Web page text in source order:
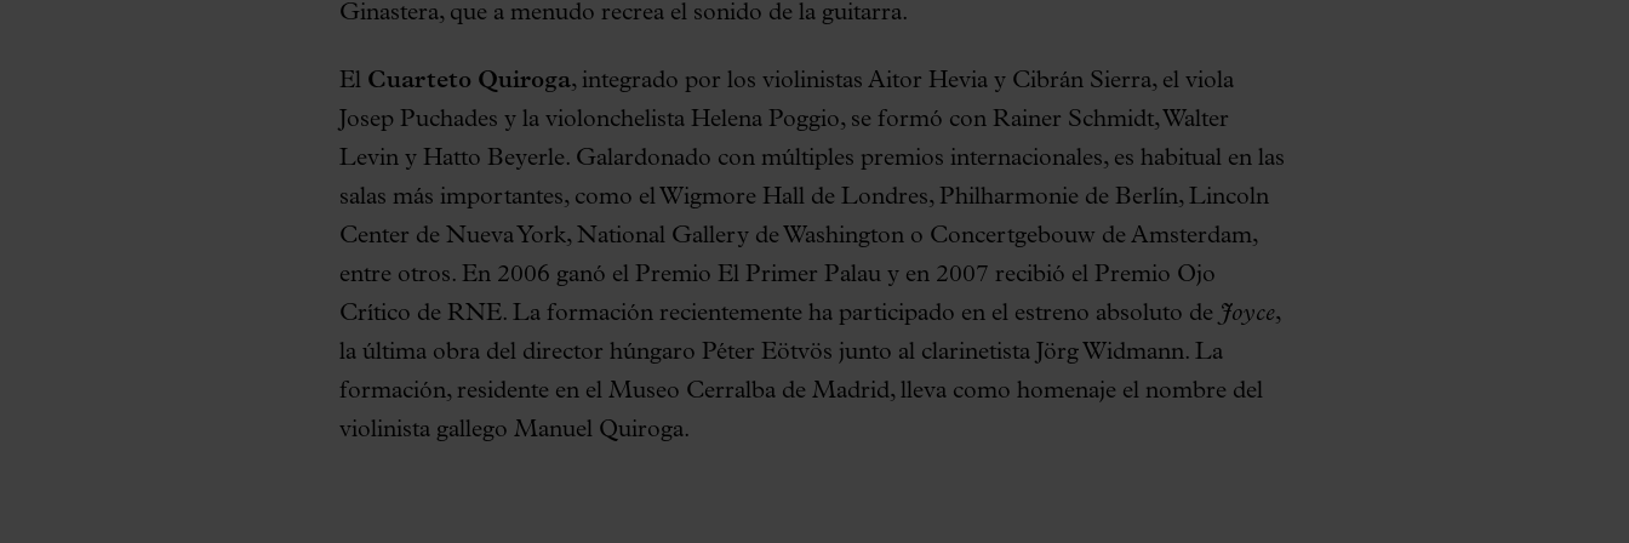
Ginastera, que a menudo recrea el sonido de la guitarra.
El Cuarteto Quiroga, integrado por los violinistas Aitor Hevia y Cibrán Sierra, el viola
Josep Puchades y la violonchelista Helena Poggio, se formó con Rainer Schmidt, Walter
Levin y Hatto Beyerle. Galardonado con múltiples premios internacionales, es habitual en las
salas más importantes, como el Wigmore Hall de Londres, Philharmonie de Berlín, Lincoln
Center de Nueva York, National Gallery de Washington o Concertgebouw de Amsterdam,
entre otros. En 2006 ganó el Premio El Primer Palau y en 2007 recibió el Premio Ojo
Crítico de RNE. La formación recientemente ha participado en el estreno absoluto de Joyce,
la última obra del director húngaro Péter Eötvös junto al clarinetista Jörg Widmann. La
formación, residente en el Museo Cerralba de Madrid, lleva como homenaje el nombre del
violinista gallego Manuel Quiroga.